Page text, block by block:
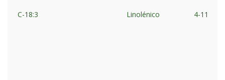
C-18:3 Linolénico 4-11